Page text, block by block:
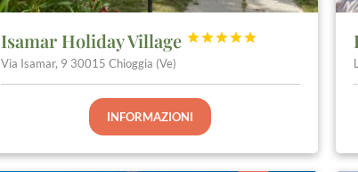
Isamar Holiday Village 




Via Isamar, 9 30015 Chioggia (Ve)
INFORMAZIONI